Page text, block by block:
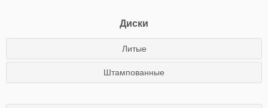
Диски
Литые
Штампованные